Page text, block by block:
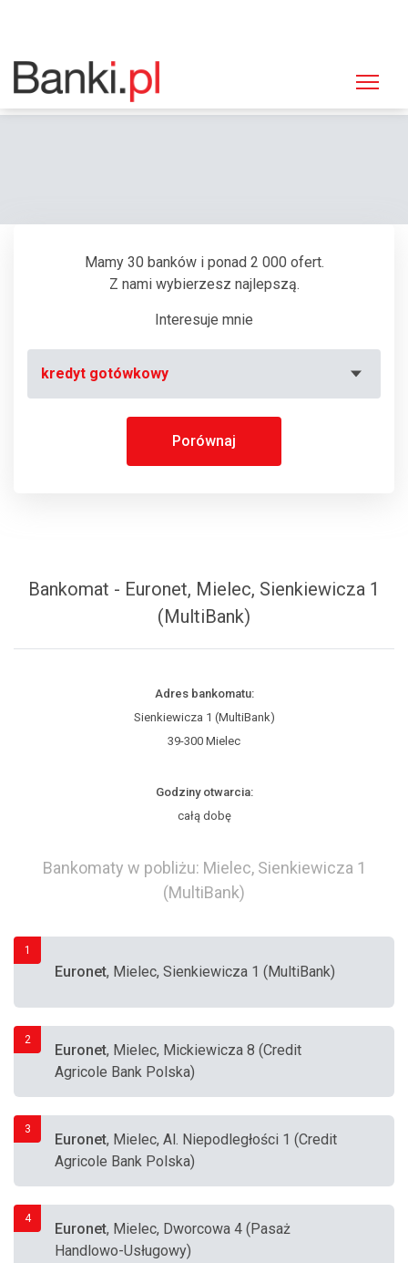
Strona główna
Bankomat Euronet, Mielec, Sienkiewicza 1 (MultiBank)
Mamy 30 banków i ponad 2 000 ofert.
Z nami wybierzesz najlepszą.
Interesuje mnie
kredyt gotówkowy
Porównaj
Bankomat - Euronet, Mielec, Sienkiewicza 1
(MultiBank)
Adres bankomatu:
Sienkiewicza 1 (MultiBank)
39-300 Mielec
Godziny otwarcia:
całą dobę
Bankomaty w pobliżu: Mielec, Sienkiewicza 1
(MultiBank)
1
Euronet, Mielec, Sienkiewicza 1 (MultiBank)
2
Euronet, Mielec, Mickiewicza 8 (Credit
Agricole Bank Polska)
3
Euronet, Mielec, Al. Niepodległości 1 (Credit
Agricole Bank Polska)
4
Euronet, Mielec, Dworcowa 4 (Pasaż
Handlowo-Usługowy)